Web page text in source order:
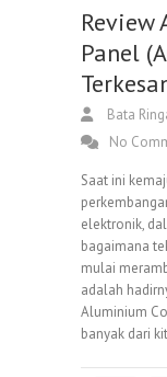
Review
Panel
Bata
No
Saat ini
elektronik,
bagaimana
mulai
adalah
Aluminium
banyak dari